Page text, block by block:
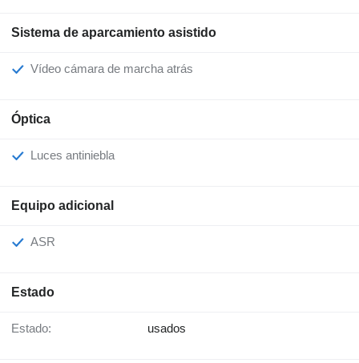
Sistema de aparcamiento asistido
Vídeo cámara de marcha atrás
Óptica
Luces antiniebla
Equipo adicional
ASR
Estado
Estado: usados